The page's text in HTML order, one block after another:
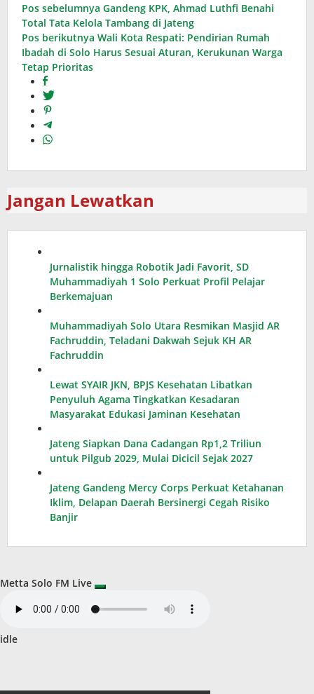
Navigasi
pos
Pos sebelumnya Gandeng KPK, Ahmad Luthfi Benahi
Total Tata Kelola Tambang di Jateng
Pos berikutnya Wali Kota Respati: Pendirian Rumah
Ibadah di Solo Harus Sesuai Aturan, Kerukunan Warga
Tetap Prioritas
Jangan Lewatkan
Jurnalistik hingga Robotik Jadi Favorit, SD
Muhammadiyah 1 Solo Perkuat Profil Pelajar
Berkemajuan
Muhammadiyah Solo Utara Resmikan Masjid AR
Fachruddin, Teladani Dakwah Sejuk KH AR
Fachruddin
Lewat SYAIR JKN, BPJS Kesehatan Libatkan
Penyuluh Agama Tingkatkan Kesadaran
Masyarakat Edukasi Jaminan Kesehatan
Jateng Siapkan Dana Cadangan Rp1,2 Triliun
untuk Pilgub 2029, Mulai Dicicil Sejak 2027
Jateng Gandeng Mercy Corps Perkuat Ketahanan
Iklim, Delapan Daerah Bersinergi Cegah Risiko
Banjir
Metta Solo FM Live
idle